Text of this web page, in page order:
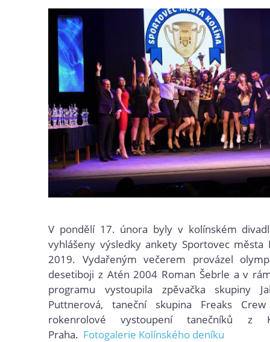
V pondělí 17. února byly v kolínském
vyhlášeny výsledky ankety Sportovec města
2019. Vydařeným večerem provázel
desetiboji z Atén 2004 Roman Šebrle a v
programu vystoupila zpěvačka skupiny
Puttnerová, taneční skupina Freaks
rokenrolové vystoupení tanečníků z
Praha. Fotogalerie Kolínského deníku